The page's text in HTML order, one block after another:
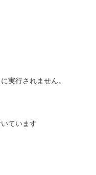
実行されません。
ています